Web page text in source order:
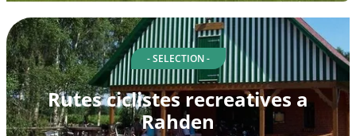
- SELECTION -
Rutes ciclistes recreatives a
Rahden